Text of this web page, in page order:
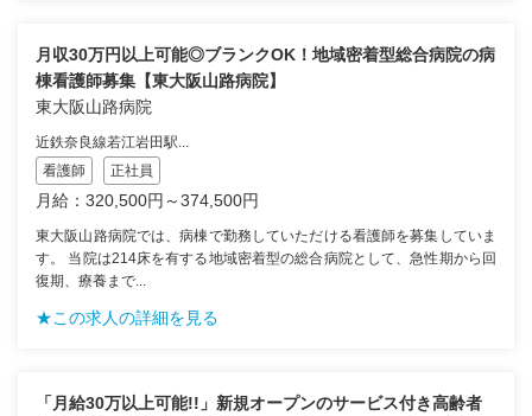
月収30万円以上可能◎ブランクOK！地域密着型総合病院の病
棟看護師募集【東大阪山路病院】
東大阪山路病院
近鉄奈良線若江岩田駅...
看護師
正社員
月給：320,500円～374,500円
東大阪山路病院では、病棟で勤務していただける看護師を募集していま
す。 当院は214床を有する地域密着型の総合病院として、急性期から回
復期、療養まで...
★この求人の詳細を見る
「月給30万以上可能!!」新規オープンのサービス付き高齢者